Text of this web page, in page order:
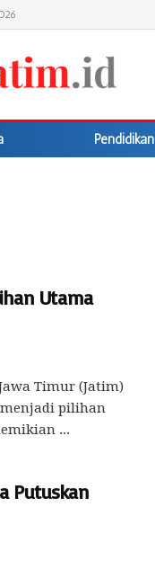
Pendidikan
Utama
Timur (Jatim)
menjadi pilihan
...
Putuskan